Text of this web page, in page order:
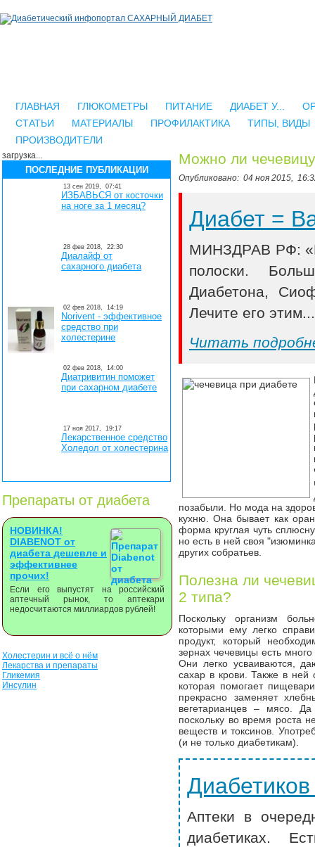
ГЛАВНАЯ ГЛЮКОМЕТРЫ ПИТАНИЕ ДИАБЕТ У...
СТАТЬИ
МАТЕРИАЛЫ ПРОФИЛАКТИКА
ТИПЫ, ВИДЫ
ПРОИЗВОДИТЕЛИ
загрузка...
ПОСЛЕДНИЕ ПУБЛИКАЦИИ
13 сен 2019, 07:41
ИЗБАВЬСЯ от косточки
на ноге за 1 месяц?
28 фев 2018, 22:30
Диалайф от
сахарного диабета
02 фев 2018, 14:19
Norivent - эффективное
средство при
холестерине
02 фев 2018, 14:00
Диатривитин поможет
при сахарном диабете
17 ноя 2017, 19:17
Лекарственное средство
Холедол от холестерина
Препараты от диабета
НОВИНКА!
DIABENOT от
диабета дешевле и
эффективнее
прочих!
Если его выпустят на российский
аптечный рынок, то аптекари
недосчитаются миллиардов рублей!
Холестерин и всё о нём
Лекарства и препараты
Гликемия
Инсулин
Можно ли
Опубликовано: 04 ноя 2015,
Диабет =
МИНЗДРАВ РФ:
полоски.
Диабетона,
Лечите его
Читать
позабыли. Но мода на
кухню. Она бывает как
форма круглая чуть
но есть в ней своя
других собратьев.
Полезна ли
2 типа?
Поскольку организм
которыми ему легко
продукт, который
зернах чечевицы есть
Они легко усваиваются,
сахар в крови. Также в ней
которая помогает
прекрасно заменяет
вегетарианцев – мясо.
поскольку во время роста
веществ и токсинов.
(и не только диабетикам).
Аптеки в
диабетиках.